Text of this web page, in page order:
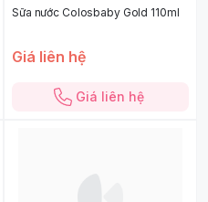
Sữa nước Colosbaby Gold 110ml
Giá liên hệ
Giá liên hệ